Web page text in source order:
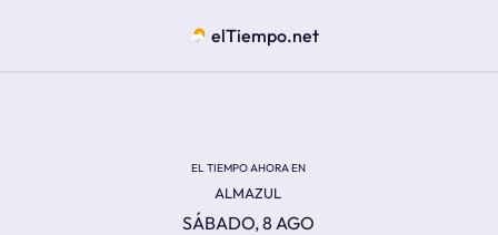
elTiempo.net
EL TIEMPO AHORA EN
ALMAZUL
SÁBADO, 8 AGO